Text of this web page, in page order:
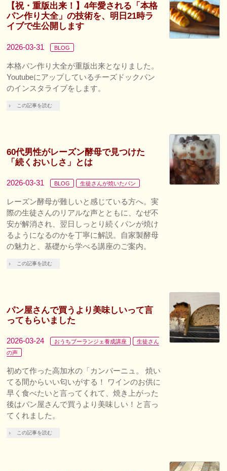
【祝・重版出来！】4年愛される「本格
パン作り大全」の技術を、明日21時ラ
イブで生公開します
2026-03-31 BLOG
本格パン作り大全が重版出来となりました。
Youtubeにアップしているチーズドックパン
のインスタライブをします。
この記事を読む
60代男性がレーズン酵母で見つけた
「続くおいしさ」とは
2026-03-31 BLOG 生徒さんが焼いたパン
レーズン酵母が難しいと感じている方へ。実
際の生徒さんのリアルな声とともに、なぜ不
安が解消され、翌日しっとり続くパンが焼け
るようになるのかを丁寧に解説。自家製酵母
の魅力と、基礎から学べる講座のご案内。
この記事を読む
パン屋さんで買うより美味しいって言
ってもらいました
2026-03-24 おうちブーランジェ養成講座
生徒さん
の声
初めて作った高加水の「カンパーニュ。 焼い
てる間からいい匂いがする！ ワインのお供に
早く食べたいと言ってくれて、焼き上がった
後はパン屋さんで買うより美味しい！と言っ
てくれました。
この記事を読む